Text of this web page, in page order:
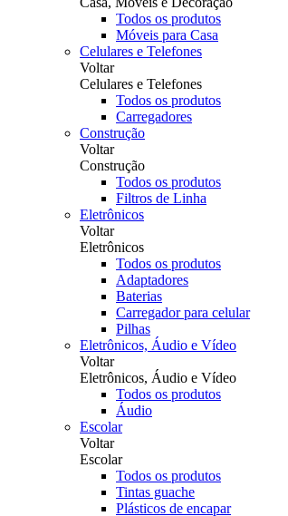
Todos os produtos
Móveis para Casa
Celulares e Telefones
Voltar
Celulares e Telefones
Todos os produtos
Carregadores
Construção
Voltar
Construção
Todos os produtos
Filtros de Linha
Eletrônicos
Voltar
Eletrônicos
Todos os produtos
Adaptadores
Baterias
Carregador para celular
Pilhas
Eletrônicos, Áudio e Vídeo
Voltar
Eletrônicos, Áudio e Vídeo
Todos os produtos
Áudio
Escolar
Voltar
Escolar
Todos os produtos
Tintas guache
Plásticos de encapar